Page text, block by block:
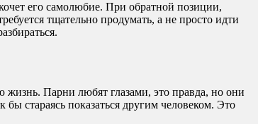
его самолюбие. При обратной позиции,
тщательно продумать, а не просто идти
Парни любят глазами, это правда, но они
стараясь показаться другим человеком. Это